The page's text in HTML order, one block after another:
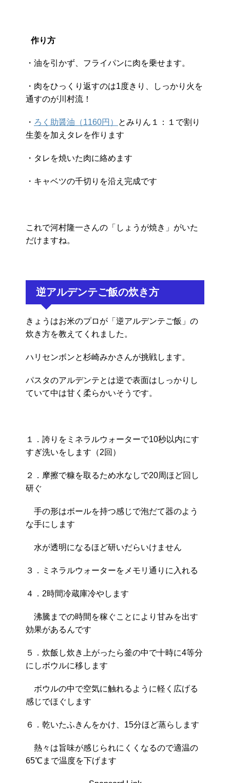
作り方
・油を引かず、フライパンに肉を乗せます。
・肉をひっくり返すのは1度きり、しっかり火を
通すのが川村流！
・ ろく助醤油（1160円）
とみりん１：１で割り
生姜を加えタレを作ります
・タレを焼いた肉に絡めます
・キャベツの千切りを沿え完成です
これで河村隆一さんの「しょうが焼き」がいた
だけますね。
逆アルデンテご飯の炊き方
きょうはお米のプロが「逆アルデンテご飯」の
炊き方を教えてくれました。
ハリセンボンと杉崎みかさんが挑戦します。
パスタのアルデンテとは逆で表面はしっかりし
ていて中は甘く柔らかいそうです。
１．誇りをミネラルウォーターで10秒以内にす
すぎ洗いをします（2回）
２．摩擦で糠を取るため水なしで20周ほど回し
研ぐ
手の形はボールを持つ感じで泡だて器のよう
な手にします
水が透明になるほど研いだらいけません
３．ミネラルウォーターをメモリ通りに入れる
４．2時間冷蔵庫冷やします
沸騰までの時間を稼ぐことにより甘みを出す
効果があるんです
５．炊飯し炊き上がったら釜の中で十時に4等分
にしボウルに移します
ボウルの中で空気に触れるように軽く広げる
感じでほぐします
６．乾いたふきんをかけ、15分ほど蒸らします
熱々は旨味が感じられにくくなるので適温の
65℃まで温度を下げます